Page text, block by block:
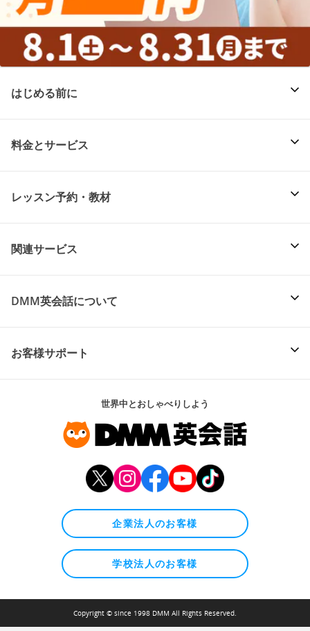
はじめる前に
料金とサービス
レッスン予約・教材
関連サービス
DMM英会話について
お客様サポート
世界中とおしゃべりしよう
企業法人のお客様
学校法人のお客様
Copyright © since 1998 DMM All Rights Reserved.